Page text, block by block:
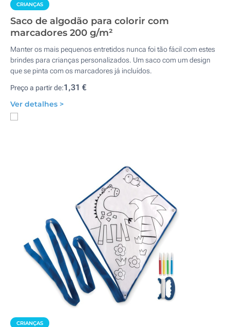
CRIANÇAS
Saco de algodão para colorir com
marcadores 200 g/m²
Manter os mais pequenos entretidos nunca foi tão fácil com estes
brindes para crianças personalizados. Um saco com um design
que se pinta com os marcadores já incluídos.
Preço a partir de:1,31 €
Ver detalhes >
CRIANÇAS